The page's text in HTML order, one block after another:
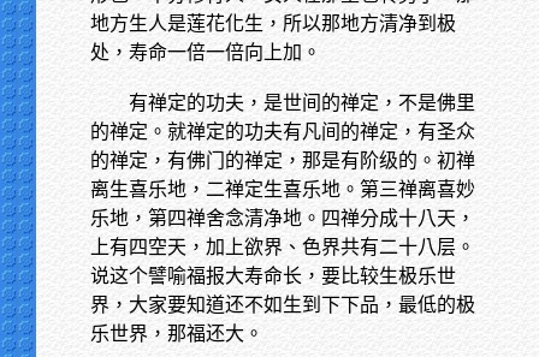
地方生人是莲花化生，所以那地方清净到极
处，寿命一倍一倍向上加。
有禅定的功夫，是世间的禅定，不是佛里
的禅定。就禅定的功夫有凡间的禅定，有圣众
的禅定，有佛门的禅定，那是有阶级的。初禅
离生喜乐地，二禅定生喜乐地。第三禅离喜妙
乐地，第四禅舍念清净地。四禅分成十八天，
上有四空天，加上欲界、色界共有二十八层。
说这个譬喻福报大寿命长，要比较生极乐世
界，大家要知道还不如生到下下品，最低的极
乐世界，那福还大。